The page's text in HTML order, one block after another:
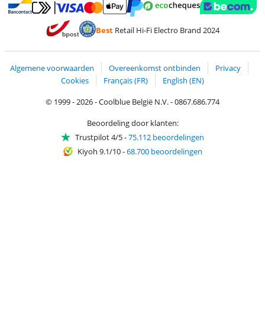
Betalen met Bancontact
Betalen met MasterCard en Visa via ClickToPay
Betalen met PayPal
BestRetail Hi-Fi Electro Brand 2024
Algemene voorwaarden Overeenkomst ontbinden
Privacy
Cookies
Français (FR)
English (EN)
© 1999 - 2026 - Coolblue België N.V. - 0867.686.774
Beoordeling door klanten:
Trustpilot 4/5-75.112 beoordelingen
Kiyoh 9.1/10-68.700 beoordelingen